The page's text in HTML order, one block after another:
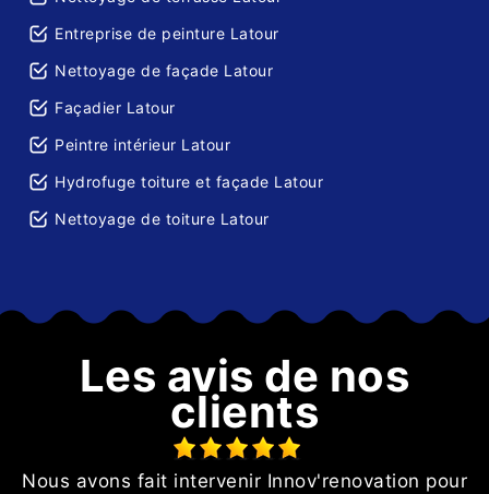
Entreprise de peinture Latour
Nettoyage de façade Latour
Façadier Latour
Peintre intérieur Latour
Hydrofuge toiture et façade Latour
Nettoyage de toiture Latour
Les avis de nos
clients
Nous avons fait intervenir Innov'renovation pour